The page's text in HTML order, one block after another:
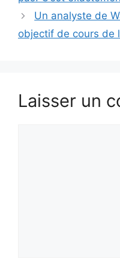
Un analyste de
objectif de cours de
Laisser un